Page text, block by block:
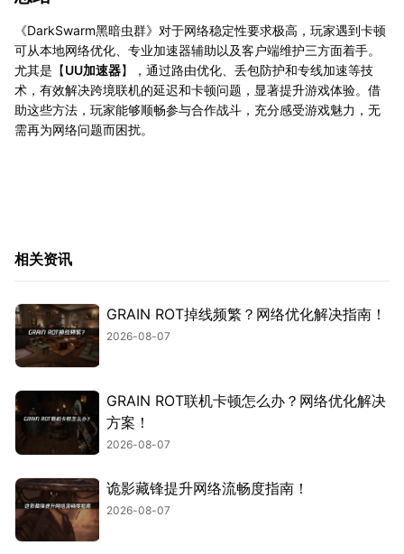
《DarkSwarm黑暗虫群》对于网络稳定性要求极高，玩家遇到卡顿
可从本地网络优化、专业加速器辅助以及客户端维护三方面着手。
尤其是【UU加速器】，通过路由优化、丢包防护和专线加速等技
术，有效解决跨境联机的延迟和卡顿问题，显著提升游戏体验。借
助这些方法，玩家能够顺畅参与合作战斗，充分感受游戏魅力，无
需再为网络问题而困扰。
相关资讯
GRAIN ROT掉线频繁？网络优化解决指南！
2026-08-07
GRAIN ROT联机卡顿怎么办？网络优化解决
方案！
2026-08-07
诡影藏锋提升网络流畅度指南！
2026-08-07